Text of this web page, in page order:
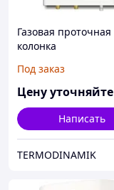
Газовая проточная
колонка
Под заказ
Цену уточняйте
Написать
TERMODINAMIK